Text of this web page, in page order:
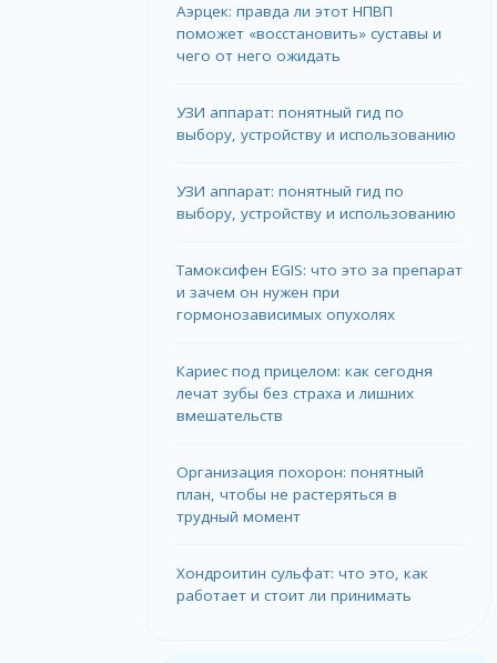
Аэрцек: правда ли этот НПВП
поможет «восстановить» суставы и
чего от него ожидать
УЗИ аппарат: понятный гид по
выбору, устройству и использованию
УЗИ аппарат: понятный гид по
выбору, устройству и использованию
Тамоксифен EGIS: что это за препарат
и зачем он нужен при
гормонозависимых опухолях
Кариес под прицелом: как сегодня
лечат зубы без страха и лишних
вмешательств
Организация похорон: понятный
план, чтобы не растеряться в
трудный момент
Хондроитин сульфат: что это, как
работает и стоит ли принимать